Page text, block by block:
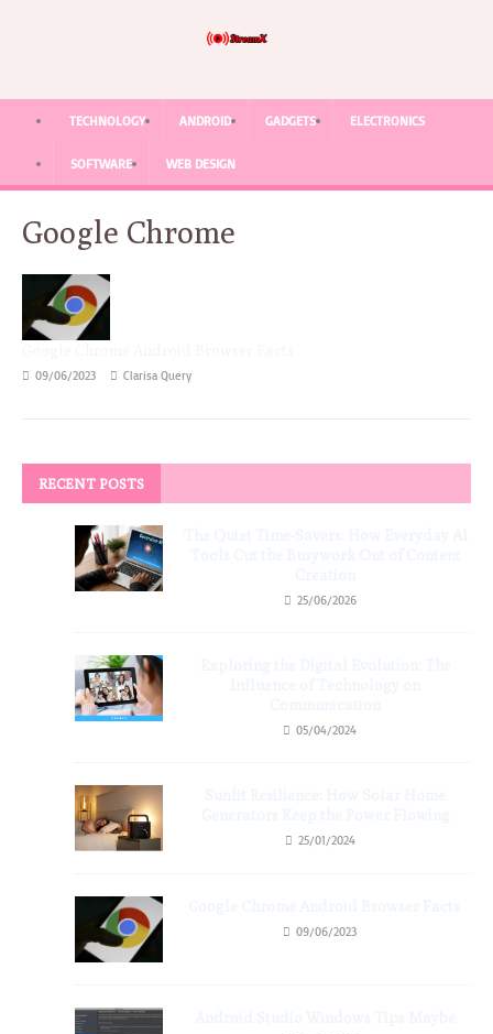
TECHNOLOGY ANDROID GADGETS ELECTRONICS
SOFTWARE WEB DESIGN
Google Chrome
09/06/2023 Clarisa Query
RECENT POSTS
25/06/2026
05/04/2024
25/01/2024
09/06/2023